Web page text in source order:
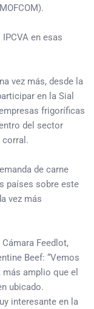
en esas
vez más, desde la
en la Sial
frigoríficas
del sector
corral.
de carne
países sobre este
vez más
Feedlot,
Beef: “Vemos
más amplio que el
ubicado.
interesante en la